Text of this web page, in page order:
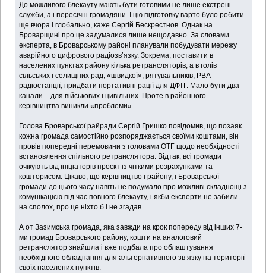
До можливого блекауту мають бути готовими не лише екстрені
служби, а і пересічні громадяни. І цю підготовку варто було робити
ще вчора і глобально, каже Сергій Бескрестнов. Однак на
Броварщині про це задумалися лише нещодавно. За словами
експерта, в Броварському районі планували побудувати мережу
аварійного цифрового радіозв’язку. Зокрема, поставити в
населених пунктах району кілька ретрансляторів, а в голів
сільських і селищних рад, «швидкої», рятувальників, РВА –
радіостанції, придбати портативні рації для ДФТГ. Мало бути два
канали – для військових і цивільних. Проте в районного
керівництва виникли «проблеми».
Голова Броварської райради Сергій Гришко повідомив, що позаяк
кожна громада самостійно розпоряджається своїми коштами, він
провів попередні перемовини з головами ОТГ щодо необхідності
встановлення спільного ретранслятора. Відтак, всі громади
очікують від ініціаторів проєкт із чіткими розрахунками та
кошторисом. Цікаво, що керівництво і району, і Броварської
громади до цього часу навіть не подумало про можливі складнощі з
комунікацією під час повного блекауту, і якби експерти не забили
на сполох, про це ніхто б і не згадав.
А от Зазимська громада, яка завжди на крок попереду від інших 7-
ми громад Броварського району, кошти на аналоговий
ретранслятор знайшла і вже подбала про облаштування
необхідного обладнання для альтернативного зв’язку на території
своїх населених пунктів.